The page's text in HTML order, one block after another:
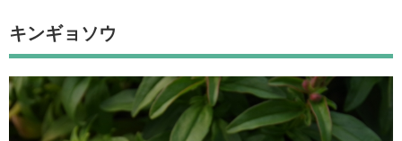
キンギョソウ